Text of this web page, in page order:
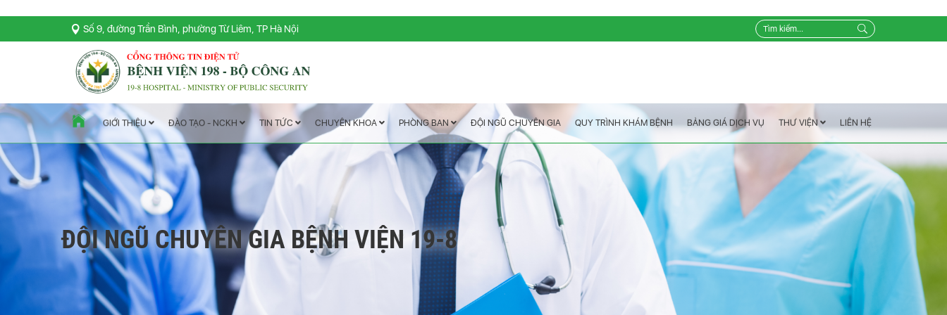
Số 9, đường Trần Bình, phường Từ Liêm, TP Hà Nội
GIỚI THIỆU ĐÀO TẠO - NCKH TIN TỨC CHUYÊN KHOA PHÒNG BAN ĐỘI NGŨ CHUYÊN GIA QUY TRÌNH KHÁM BỆNH BẢNG GIÁ DỊCH VỤ THƯ VIỆN LIÊN HỆ
ĐỘI NGŨ CHUYÊN GIA BỆNH VIỆN 19-8